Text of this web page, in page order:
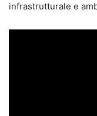
infrastrutturale e